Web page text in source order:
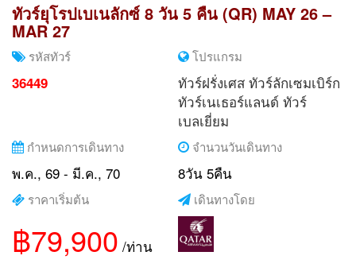
ทัวร์ยุโรปเบเนลักซ์ 8 วัน 5 คืน (QR) MAY 26 –
MAR 27
รหัสทัวร์
36449
โปรแกรม
ทัวร์ฝรั่งเศส ทัวร์ลักเซมเบิร์ก
ทัวร์เนเธอร์แลนด์ ทัวร์
เบลเยี่ยม
กำหนดการเดินทาง
พ.ค., 69 - มี.ค., 70
จำนวนวันเดินทาง
8วัน 5คืน
ราคาเริ่มต้น
฿79,900 /ท่าน
เดินทางโดย